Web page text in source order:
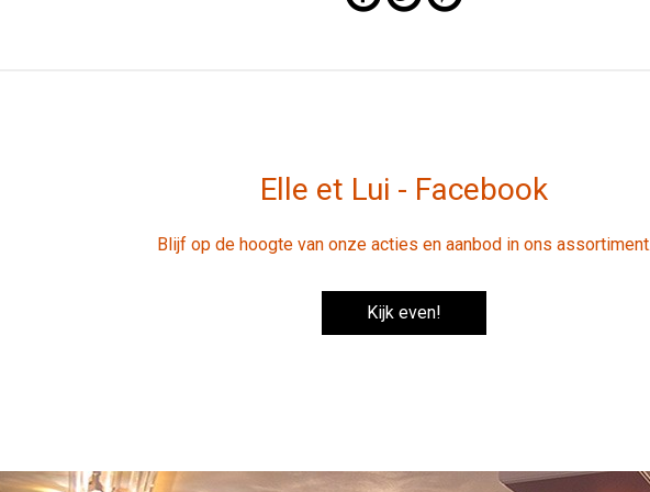
Elle et Lui - Facebook
Blijf op de hoogte van onze acties en aanbod in ons
Kijk even!